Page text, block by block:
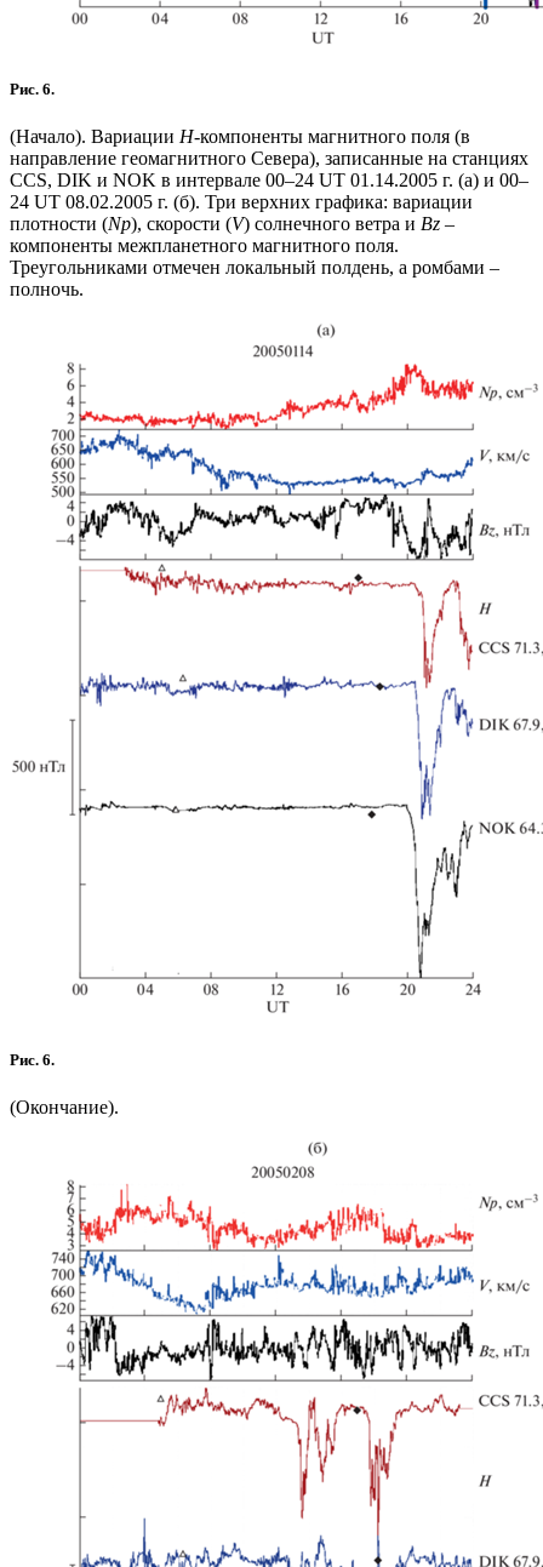
Рис. 6.
(Начало). Вариации Н-компоненты магнитного поля (в
направление геомагнитного Севера), записанные на станциях
ССS, DIK и NOK в интервале 00–24 UT 01.14.2005 г. (а) и 00–
24 UT 08.02.2005 г. (б). Три верхних графика: вариации
плотности (Np), скорости (V) солнечного ветра и Вz –
компоненты межпланетного магнитного поля.
Треугольниками отмечен локальный полдень, а ромбами –
полночь.
Рис. 6.
(Окончание).